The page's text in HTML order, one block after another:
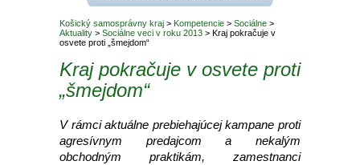
Košický samosprávny kraj > Kompetencie > Sociálne >
Aktuality > Sociálne veci v roku 2013 > Kraj pokračuje v
osvete proti „šmejdom“
Kraj pokračuje v osvete proti
„šmejdom“
V rámci aktuálne prebiehajúcej kampane proti
agresívnym predajcom a nekalým
obchodným praktikám, zamestnanci